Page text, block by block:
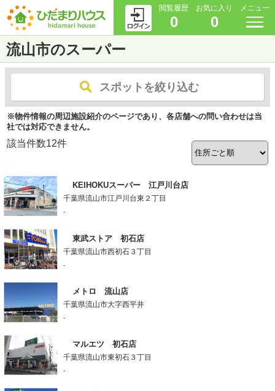
閲覧履歴
0
お気に入り
0
メニュー
流山市のスーパー
スポットを絞り込む
※物件情報の周辺施設紹介のページであり、各店舗への問い合わせは当
社では対応できません。
該当件数12件
KEIHOKUスーパー 江戸川台店
千葉県流山市江戸川台東２丁目
-
東武ストア 初石店
千葉県流山市西初石３丁目
-
メトロ 流山店
千葉県流山市大字西平井
-
マルエツ 初石店
千葉県流山市東初石３丁目
-